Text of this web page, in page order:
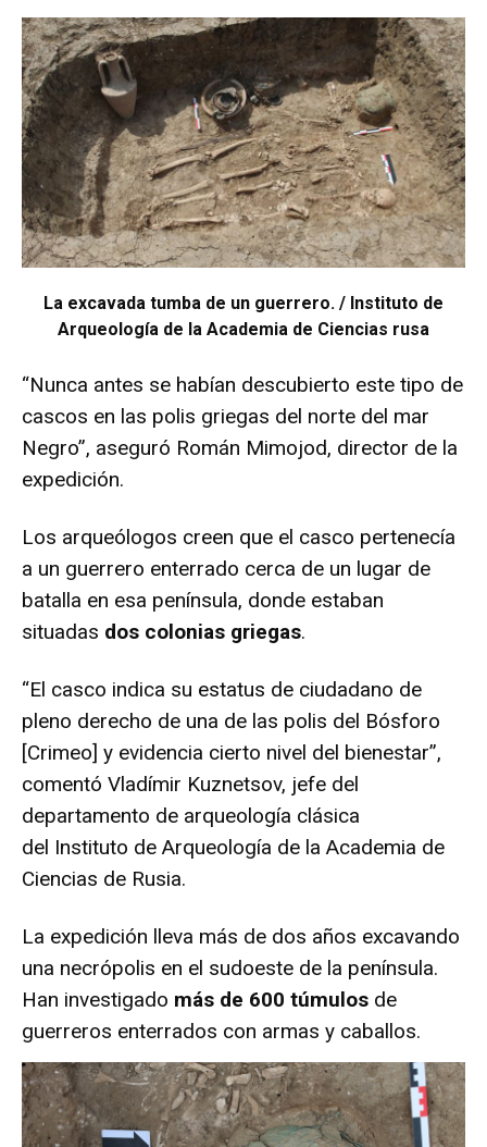
La excavada tumba de un guerrero. / Instituto de
Arqueología de la Academia de Ciencias rusa
“Nunca antes se habían descubierto este tipo de
cascos en las polis griegas del norte del mar
Negro”, aseguró Román Mimojod, director de la
expedición.
Los arqueólogos creen que el casco pertenecía
a un guerrero enterrado cerca de un lugar de
batalla en esa península, donde estaban
situadas dos colonias griegas.
“El casco indica su estatus de ciudadano de
pleno derecho de una de las polis del Bósforo
[Crimeo] y evidencia cierto nivel del bienestar”,
comentó Vladímir Kuznetsov, jefe del
departamento de arqueología clásica
del Instituto de Arqueología de la Academia de
Ciencias de Rusia.
La expedición lleva más de dos años excavando
una necrópolis en el sudoeste de la península.
Han investigado más de 600 túmulos de
guerreros enterrados con armas y caballos.